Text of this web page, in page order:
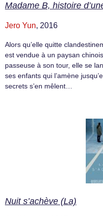
Madame B, histoire
Jero Yun, 2016
Alors qu’elle quitte
est vendue à un paysan
passeuse à son tour, elle se
ses enfants qui l’amène
secrets s’en mêlent…
Nuit s’achève (La)